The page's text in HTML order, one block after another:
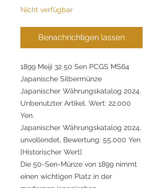
Nicht verfügbar
Benachrichtigen lassen
1899 Meiji 32 50 Sen PCGS MS64
Japanische Silbermünze
Japanischer Währungskatalog 2024.
Unbenutzter Artikel. Wert: 22.000
Yen.
Japanischer Währungskatalog 2024,
unvollendet, Bewertung: 55.000 Yen
[Historischer Wert]
Die 50-Sen-Münze von 1899 nimmt
einen wichtigen Platz in der